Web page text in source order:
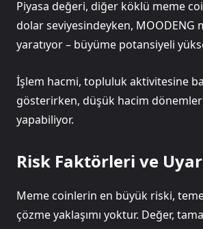
Piyasa değeri, diğer köklü meme
dolar seviyesindeyken, MOODENG
yaratıyor – büyüme potansiyeli
İşlem hacmi, topluluk aktivitesine
gösterirken, düşük hacim dönemleri
yapabiliyor.
Risk Faktörleri ve
Meme coinlerin en büyük riski,
çözme yaklaşımı yoktur. Değer,